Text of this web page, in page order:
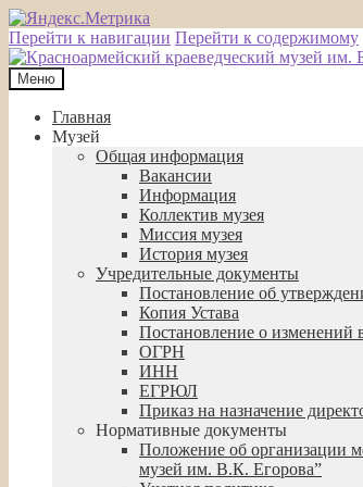
Перейти к навигации Перейти к содержимому
Меню
Главная
Музей
Общая информация
Вакансии
Информация
Коллектив музея
Миссия музея
История музея
Учредительные документы
Постановление об
Копия Устава
Постановление о изменений
ОГРН
ИНН
ЕГРЮЛ
Приказ на назначение
Нормативные документы
Положение об организации
музей им. В.К. Егорова”